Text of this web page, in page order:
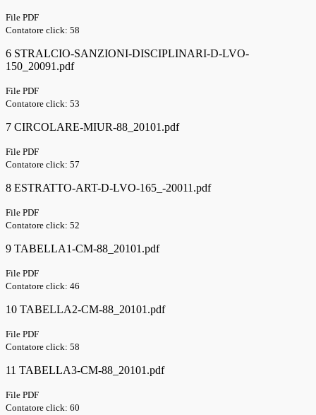
File PDF
Contatore click: 58
6 STRALCIO-SANZIONI-DISCIPLINARI-D-LVO-
150_20091.pdf
File PDF
Contatore click: 53
7 CIRCOLARE-MIUR-88_20101.pdf
File PDF
Contatore click: 57
8 ESTRATTO-ART-D-LVO-165_-20011.pdf
File PDF
Contatore click: 52
9 TABELLA1-CM-88_20101.pdf
File PDF
Contatore click: 46
10 TABELLA2-CM-88_20101.pdf
File PDF
Contatore click: 58
11 TABELLA3-CM-88_20101.pdf
File PDF
Contatore click: 60